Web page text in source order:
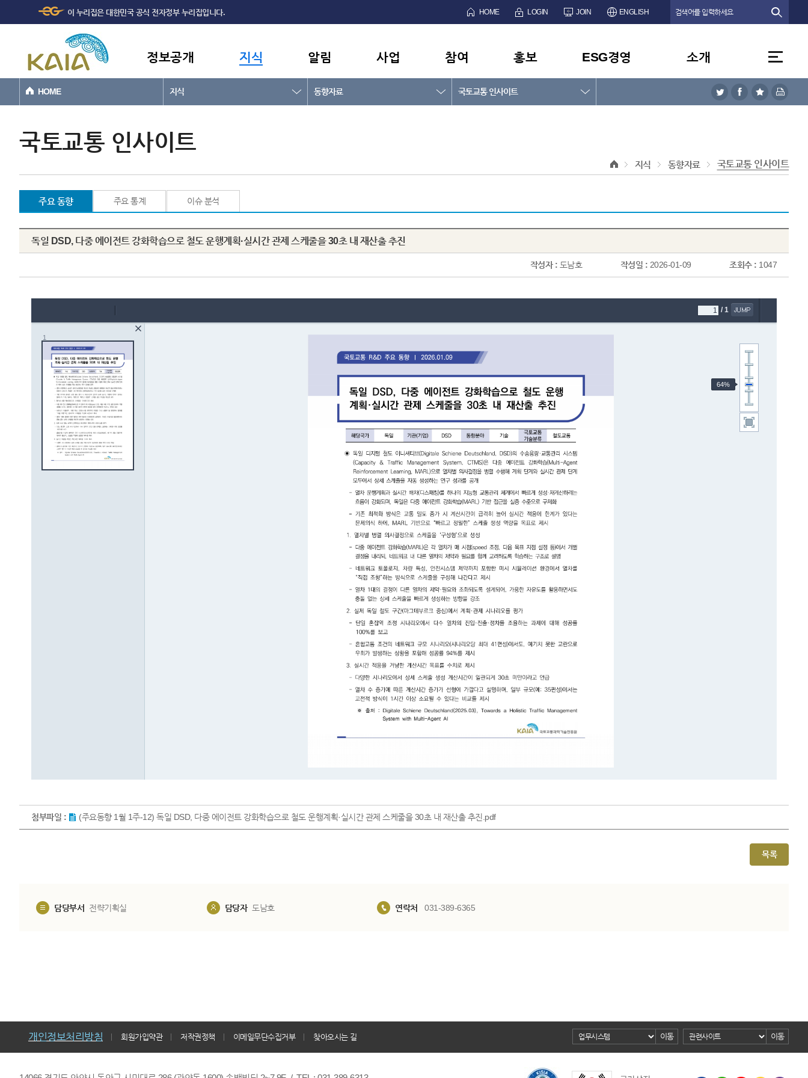
본문바로가기
이 누리집은 대한민국 공식 전자정부 누리집입니다. HOME LOGIN JOIN ENGLISH
정보공개 지식 알림 사업 참여 홍보 ESG경영 소개
HOME 지식 동향자료 국토교통 인사이트
국토교통 인사이트
지식 동향자료 국토교통 인사이트
주요 동향 주요 통계 이슈 분석
독일 DSD, 다중 에이전트 강화학습으로 철도 운행계획·실시간 관제 스케줄을 30초 내 재산출 추진
작성자 : 도남호 작성일 : 2026-01-09 조회수 : 1047
첨부파일 : (주요동향 1월 1주-12) 독일 DSD, 다중 에이전트 강화학습으로 철도 운행계획·실시간 관제 스케줄을 30초 내 재산출 추진.pdf
목록
담당부서 전략기획실 담당자 도남호 연락처 031-389-6365
개인정보처리방침 회원가입약관 저작권정책 이메일무단수집거부 찾아오시는 길 이동 이동